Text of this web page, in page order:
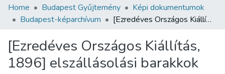
Communities & Collections
Statistics
About us
Home Budapest Gyűjtemény
Képi dokumentumok
Budapest-képarchívum
[Ezredéves Országos Kiállítás, 1896] elszállásolási barakkok
[Ezredéves Országos Kiállítás,
1896] elszállásolási barakkok